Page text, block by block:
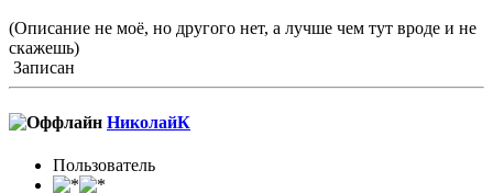
(Описание не моё, но другого нет, а лучше чем тут вроде и не
скажешь)
Записан
НиколайК
Пользователь